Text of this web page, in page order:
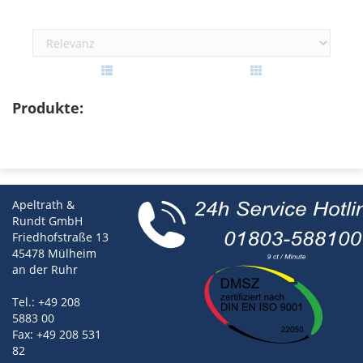
Produkte:
Apeltrath &
Rundt GmbH
Friedhofstraße 13
45478 Mülheim
an der Ruhr
Tel.: +49 208
5883 00
Fax: +49 208 531
82